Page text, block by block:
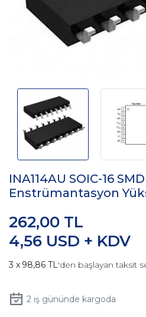
INA114AU SOIC-16 SMD
Enstrümantasyon
4,56 USD + KDV
262,00 TL
98,86 TL'den başlayan taksit
2iş gününde kargoda